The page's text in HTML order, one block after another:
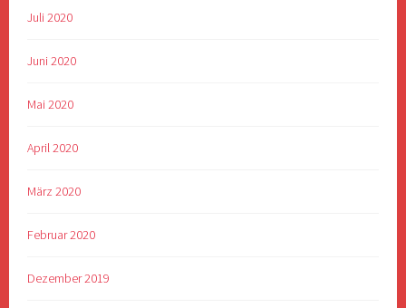
Juli 2020
Juni 2020
Mai 2020
April 2020
März 2020
Februar 2020
Dezember 2019